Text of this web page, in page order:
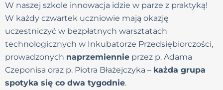
W naszej szkole innowacja idzie w parze z praktyką!
W każdy czwartek uczniowie mają okazję
uczestniczyć w bezpłatnych warsztatach
technologicznych w Inkubatorze Przedsiębiorczości,
prowadzonych naprzemiennie przez p. Adama
Czeponisa oraz p. Piotra Błażejczyka – każda grupa
spotyka się co dwa tygodnie.